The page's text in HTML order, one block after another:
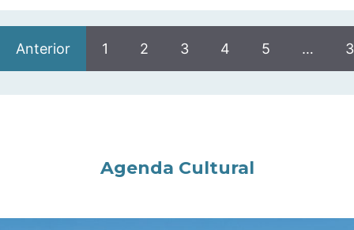
Anterior 1 2 3 4 5 …
Agenda Cultural